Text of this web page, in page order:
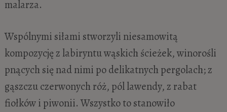
malarza.
Wspólnymi siłami stworzyli niesamowitą
kompozycję z labiryntu wąskich ścieżek, winorośli
pnących się nad nimi po delikatnych pergolach; z
gąszczu czerwonych róż, pól lawendy, z rabat
fiołków i piwonii. Wszystko to stanowiło